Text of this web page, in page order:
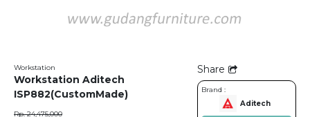
Workstation
Workstation Aditech
ISP882(CustomMade)
Rp. 24,475,000
Share
Brand :
Aditech